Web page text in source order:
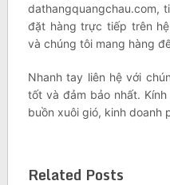
dathangquangchau.com,
đặt hàng trực tiếp trên
và chúng tôi mang hàng
Nhanh tay liên hệ với
tốt và đảm bảo nhất.
buồn xuôi gió, kinh doanh
Related Posts